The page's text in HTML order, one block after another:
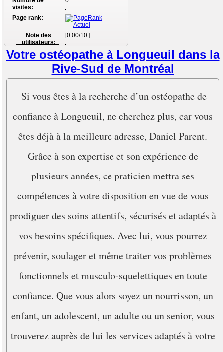
visites:
Page rank:
Note des
utilisateurs:
[0.00/10 ]
Votre ostéopathe à Longueuil dans la
Rive-Sud de Montréal
Si vous êtes à la recherche d’un ostéopathe de
confiance à Longueuil, ne cherchez plus, car vous
êtes déjà à la meilleure adresse, Daniel Parent.
Grâce à son expertise et son expérience de
plusieurs années, ce praticien mettra ses
compétences à votre disposition en vue de vous
prodiguer des soins attentifs, sécurisés et adaptés à
vos besoins spécifiques. Avec lui, vous pourrez
prévenir, soulager et même traiter vos problèmes
fonctionnels et musculo-squelettiques en toute
confiance. Que vous alors soyez un nourrisson, un
enfant, un adolescent, un adulte ou un senior, vous
trouverez auprès de lui les services adaptés à votre